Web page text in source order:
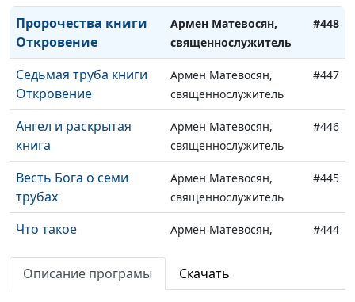
Пророчества книги
Откровение
Армен Матевосян,
священнослужитель
#448
Седьмая труба книги
Откровение
Армен Матевосян,
священнослужитель
#447
Ангел и раскрытая
книга
Армен Матевосян,
священнослужитель
#446
Весть Бога о семи
трубах
Армен Матевосян,
священнослужитель
#445
Что такое
праведников?
Армен Матевосян,
#444
Описание програмы Скачать